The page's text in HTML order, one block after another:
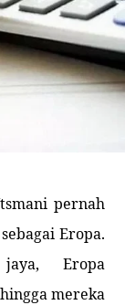
pernah
Eropa.
Eropa
mereka